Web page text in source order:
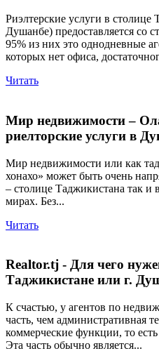
Риэлтерские услуги в столице
Душанбе) предоставляется со
95% из них это однодневные
которых нет офиса,
Читать
Мир недвижимости –
риелторские услуги в
Мир недвижимости или как
хонахо» может быть очень
– столице Таджикистана так и
мирах. Без...
Читать
Realtor.tj - Для чего
Таджикистане или г.
К счастью, у агентов по
часть, чем административная
коммерческие функции, то
Эта часть обычно является...